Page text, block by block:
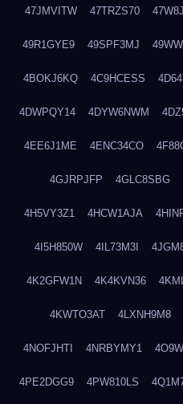
47JMVITW 47TRZS70
49R1GYE9 49SPF3MJ
4BOKJ6KQ 4C9HCESS
4DWPQY14 4DYW6NWM
4EE6J1ME 4ENC34CO
4GJRPJFP 4GLC8SBG
4H5VY3Z1 4HCW1AJA
4I5H850W 4IL73M3I
4K2GFW1N 4K4KVN36
4KWTO3AT 4LXNH9M8
4NOFJHTI 4NRBYMY1
4PE2DGG9 4PW810LS